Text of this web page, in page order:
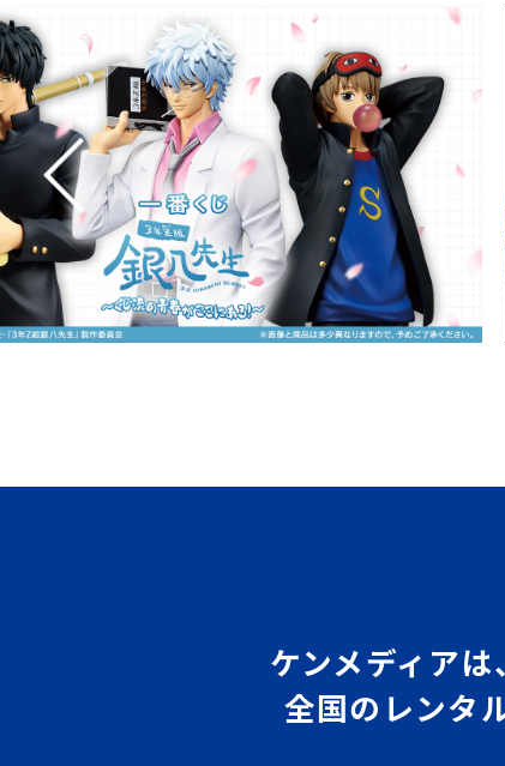
ケンメディア
全国のレンタ